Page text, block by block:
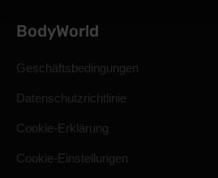
BodyWorld
Geschäftsbedingungen
Datenschutzrichtlinie
Cookie-Erklärung
Cookie-Einstellungen